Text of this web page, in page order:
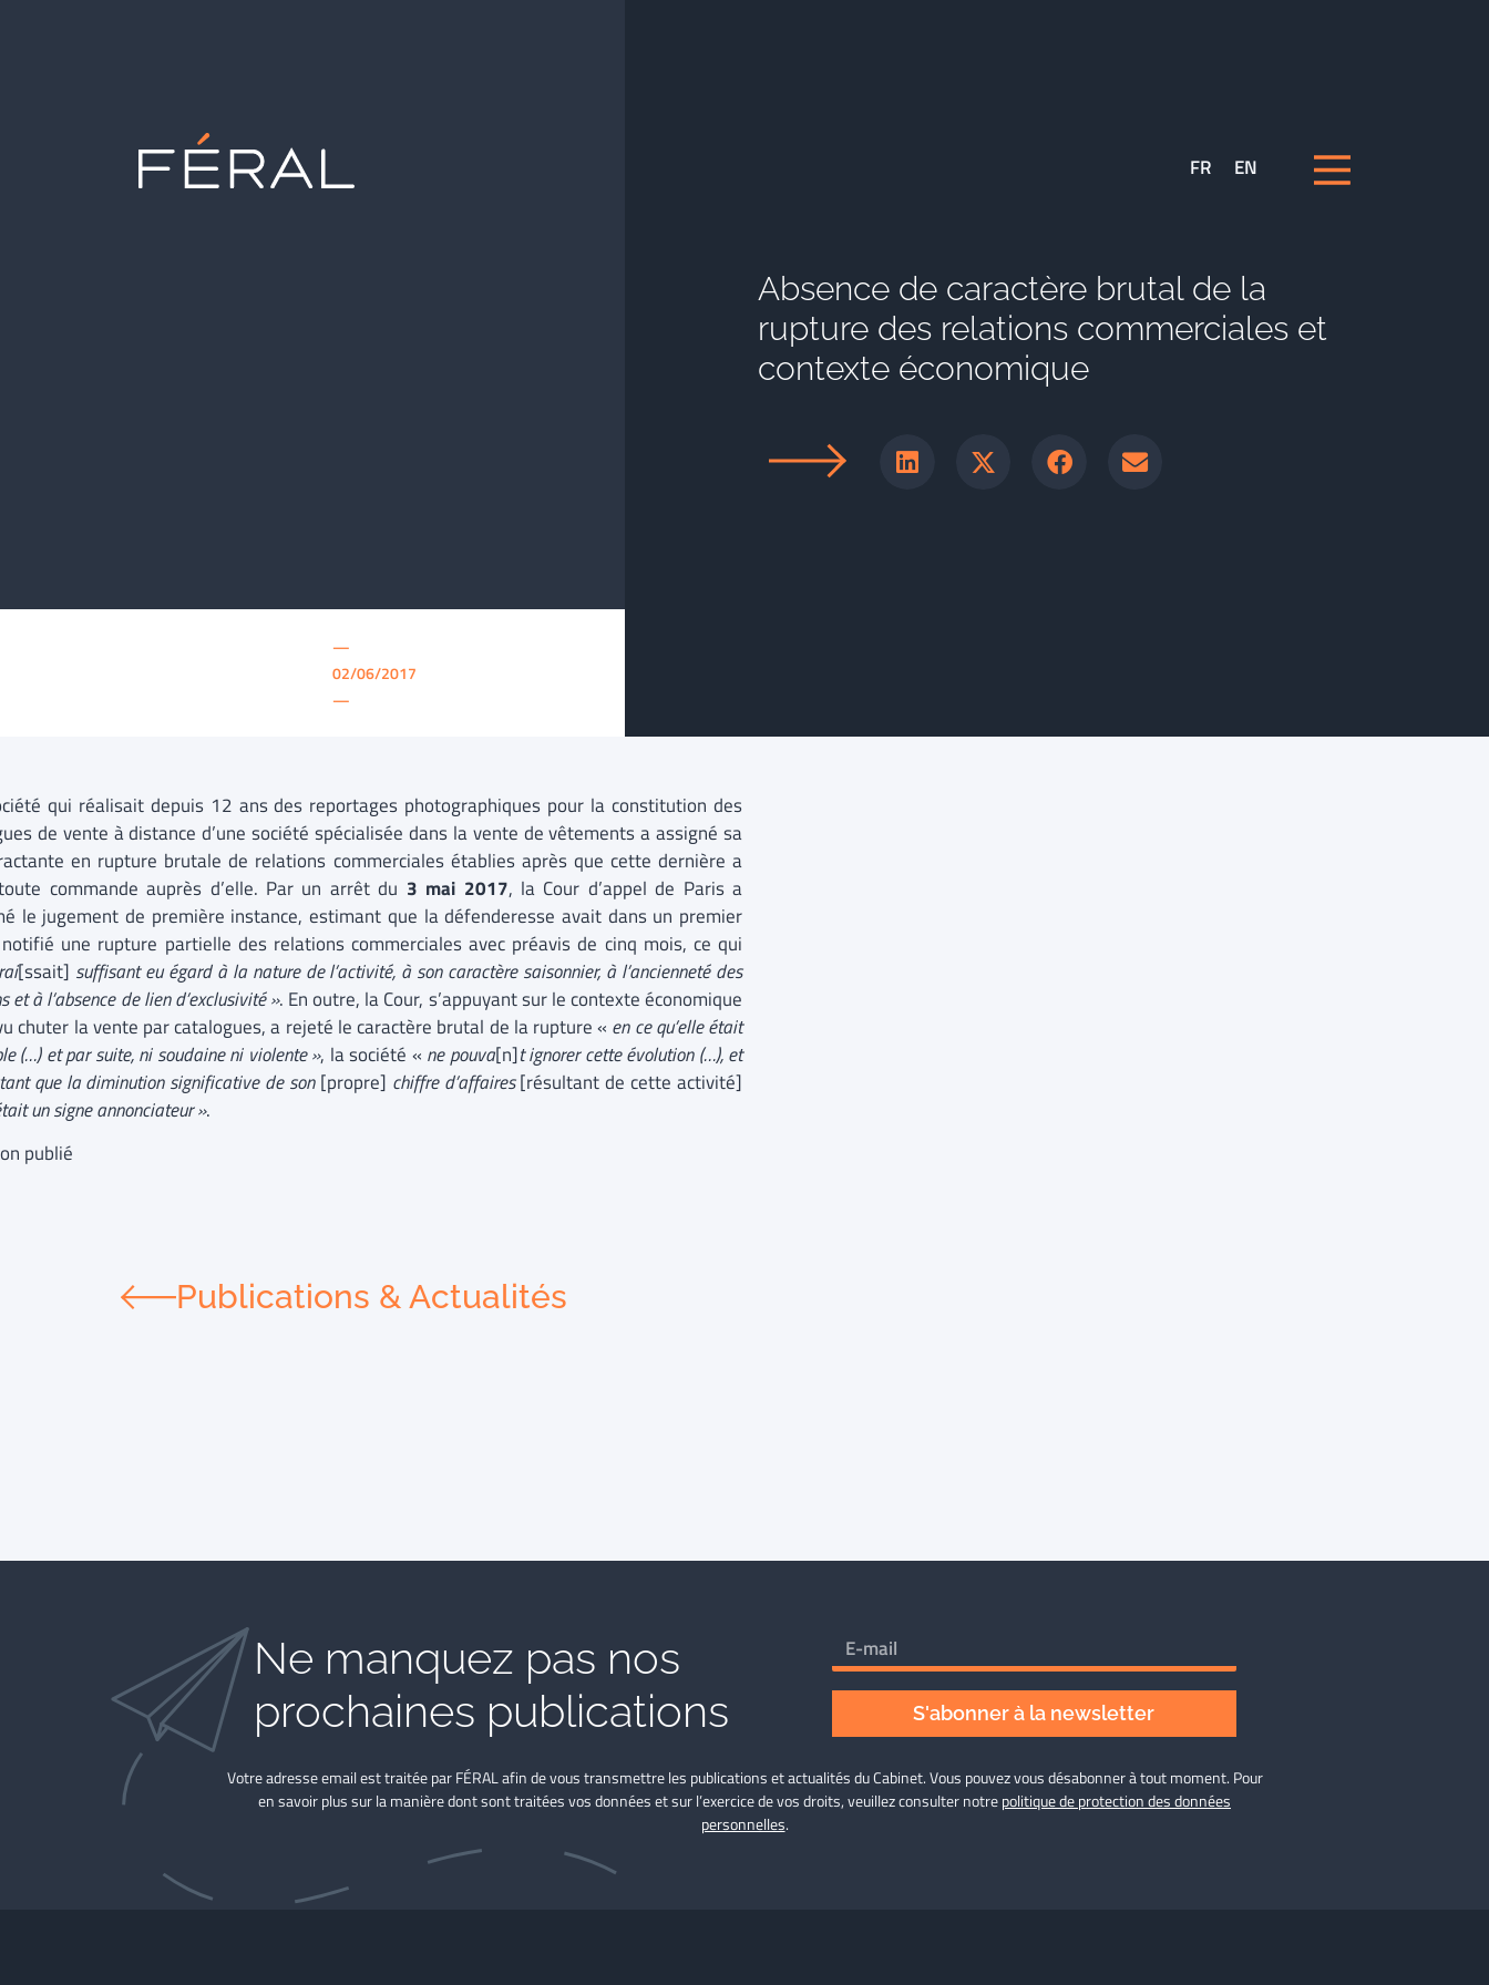
FR EN
—
02/06/2017
—
Absence de caractère brutal de la
rupture des relations commerciales et
contexte économique
qui réalisait depuis 12 ans des reportages photographiques pour la constitution des
de vente à distance d’une société spécialisée dans la vente de vêtements a assigné sa
en rupture brutale de relations commerciales établies après que cette dernière a
commande auprès d’elle. Par un arrêt du 3 mai 2017, la Cour d’appel de Paris a
le jugement de première instance, estimant que la défenderesse avait dans un premier
une rupture partielle des relations commerciales avec préavis de cinq mois, ce qui
[ssait] suffisant eu égard à la nature de l’activité, à son caractère saisonnier, à l’ancienneté des
et à l’absence de lien d’exclusivité ». En outre, la Cour, s’appuyant sur le contexte économique
chuter la vente par catalogues, a rejeté le caractère brutal de la rupture « en ce qu’elle était
(…) et par suite, ni soudaine ni violente », la société « ne pouva[n]t ignorer cette évolution (…), et
que la diminution significative de son[propre] chiffre d’affaires[résultant de cette activité]
un signe annonciateur ».
publié
Publications & Actualités
Ne manquez pas nos
prochaines publications
S'abonner à la newsletter
Votre adresse email est traitée par FÉRAL afin de vous transmettre les publications et actualités du Cabinet. Vous pouvez vous désabonner à tout moment. Pour
en savoir plus sur la manière dont sont traitées vos données et sur l’exercice de vos droits, veuillez consulter notrepolitique de protection des données
personnelles.